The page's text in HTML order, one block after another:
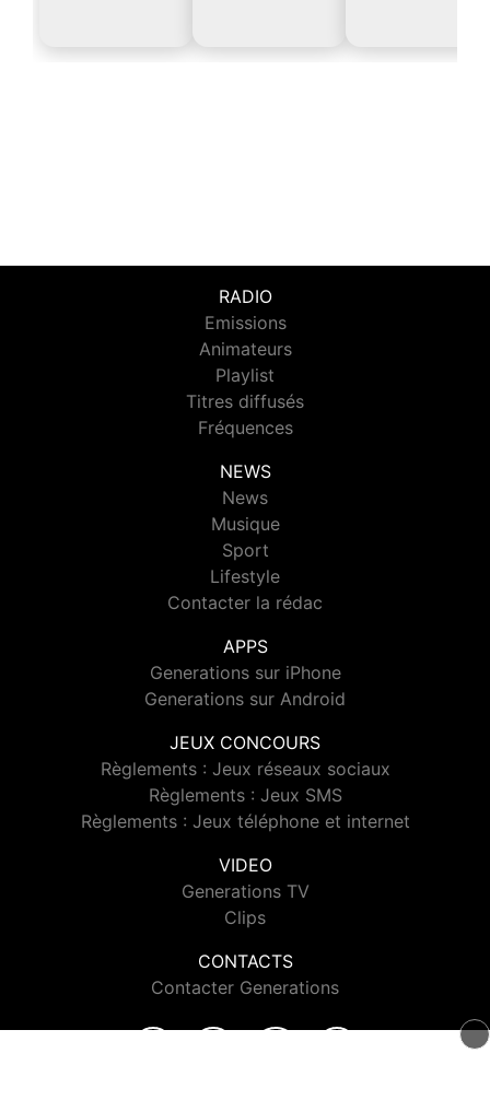
RADIO
Emissions
Animateurs
Playlist
Titres diffusés
Fréquences
NEWS
News
Musique
Sport
Lifestyle
Contacter la rédac
APPS
Generations sur iPhone
Generations sur Android
JEUX CONCOURS
Règlements : Jeux réseaux sociaux
Règlements : Jeux SMS
Règlements : Jeux téléphone et internet
VIDEO
Generations TV
Clips
CONTACTS
Contacter Generations